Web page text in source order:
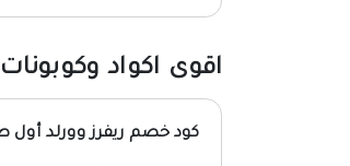
اقوى اكواد وكوبونات
كود خصم ريفرز وورلد أول